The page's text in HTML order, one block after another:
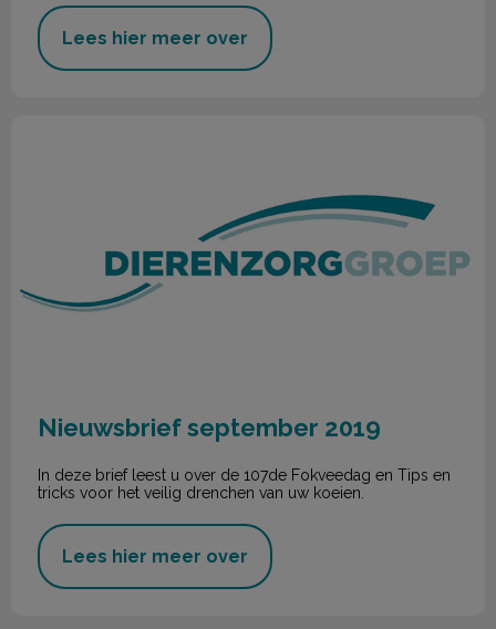
Lees hier meer over
Nieuwsbrief september 2019
In deze brief leest u over de 107de Fokveedag en Tips en
tricks voor het veilig drenchen van uw koeien.
Lees hier meer over